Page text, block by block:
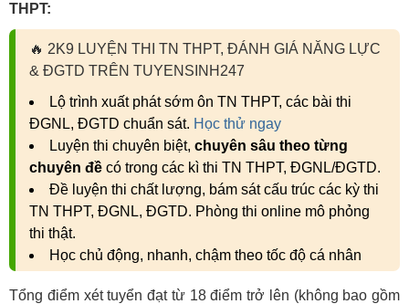
THPT:
🔥 2K9 LUYỆN THI TN THPT, ĐÁNH GIÁ NĂNG LỰC
& ĐGTD TRÊN TUYENSINH247
Lộ trình xuất phát sớm ôn TN THPT, các bài thi
ĐGNL, ĐGTD chuẩn sát. Học thử ngay
Luyện thi chuyên biệt, chuyên sâu theo từng
chuyên đề có trong các kì thi TN THPT, ĐGNL/ĐGTD.
Đề luyện thi chất lượng, bám sát cấu trúc các kỳ thi
TN THPT, ĐGNL, ĐGTD. Phòng thi online mô phỏng
thi thật.
Học chủ động, nhanh, chậm theo tốc độ cá nhân
Tổng điểm xét tuyển đạt từ 18 điểm trở lên (không bao gồm